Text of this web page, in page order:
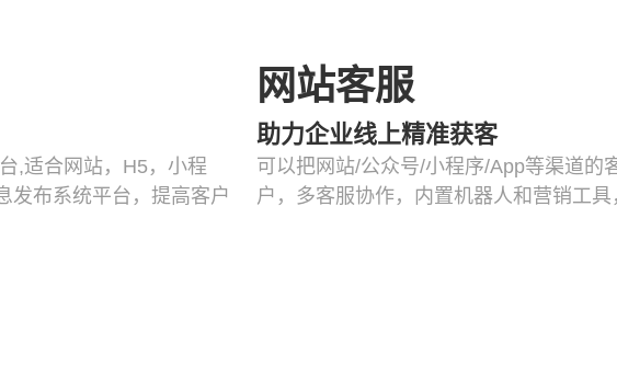
,适合网站，H5，小程
发布系统平台，提高客户
网站客服
助力企业线上精准获客
可以把网站/公众号/小程序/App等渠道的
户，多客服协作，内置机器人和营销工具